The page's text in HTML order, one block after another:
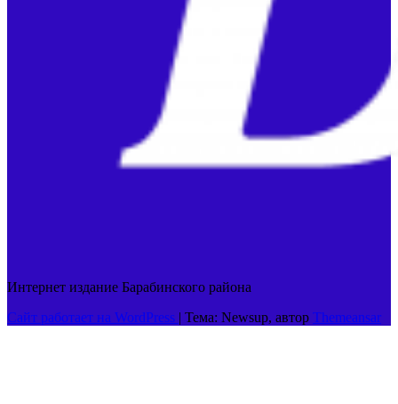
Интернет издание Барабинского района
Сайт работает на WordPress | Тема: Newsup, автор Themeansar